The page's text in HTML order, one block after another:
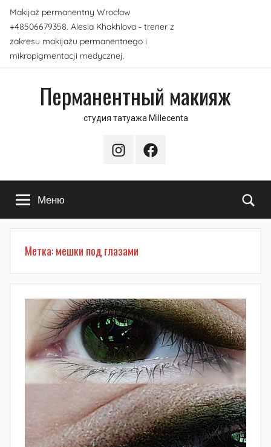
Перейти
содержимому
Makijaż permanentny Wrocław
+48506679358. Alesia Khakhlova - trener z
zakresu makijażu permanentnego i
mikropigmentacji medycznej.
Перманентный макияж
студия татуажа Millecenta
InstagramFacebook
Меню
Метка:мешки под глазами